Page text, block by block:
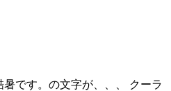
です。の文字が、、、 クーラ